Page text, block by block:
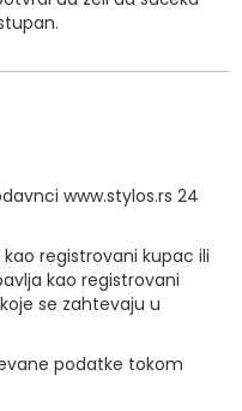
www.stylos.rs 24
registrovani kupac ili
kao registrovani
se zahtevaju u
podatke tokom